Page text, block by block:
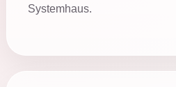
Systemhaus.